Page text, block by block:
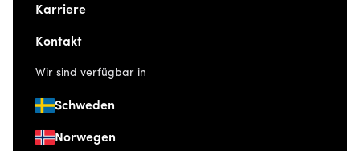
Karriere
Kontakt
Wir sind verfügbar in
Schweden
Norwegen